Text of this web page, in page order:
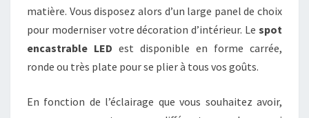
matière. Vous disposez alors d’un large panel de choix
pour moderniser votre décoration d’intérieur. Le spot
encastrable LED est disponible en forme carrée,
ronde ou très plate pour se plier à tous vos goûts.
En fonction de l’éclairage que vous souhaitez avoir,